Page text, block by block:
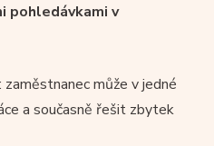
pohledávkami v
může v jedné
a současně řešit zbytek